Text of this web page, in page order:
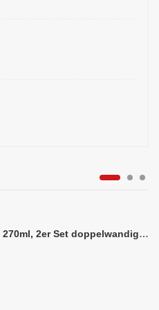
Cappuccino Glas 270ml, 2er Set doppelwandig, ca. 8,5 x 10cm